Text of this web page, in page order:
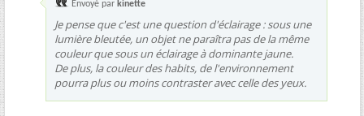
Envoyé par kinette
Je pense que c'est une question d'éclairage : sous une
lumière bleutée, un objet ne paraîtra pas de la même
couleur que sous un éclairage à dominante jaune.
De plus, la couleur des habits, de l'environnement
pourra plus ou moins contraster avec celle des yeux.